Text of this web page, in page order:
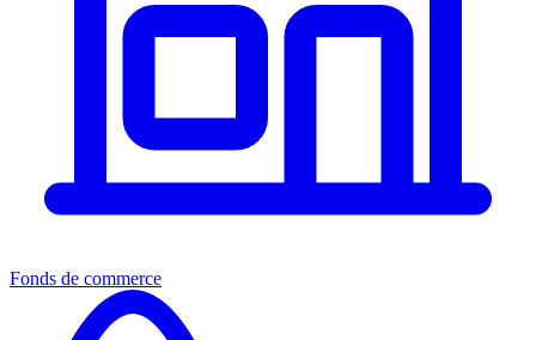
Fonds de commerce